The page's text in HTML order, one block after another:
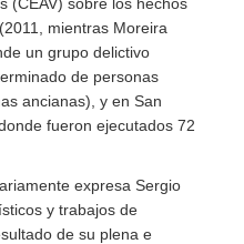
mientras Moreira
un grupo delictivo
de personas
ancianas), y en San
fueron ejecutados 72
expresa Sergio
y trabajos de
de su plena e